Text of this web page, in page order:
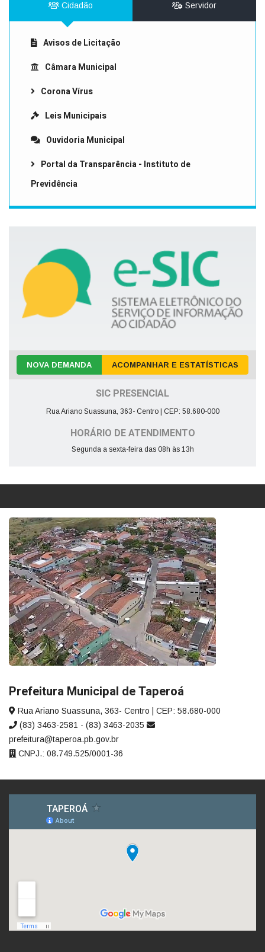
Cidadão Servidor
Avisos de Licitação
Câmara Municipal
Corona Vírus
Leis Municipais
Ouvidoria Municipal
Portal da Transparência - Instituto de
Previdência
NOVA DEMANDA ACOMPANHAR E ESTATÍSTICAS
SIC PRESENCIAL
Rua Ariano Suassuna, 363- Centro | CEP: 58.680-000
HORÁRIO DE ATENDIMENTO
Segunda a sexta-feira das 08h às 13h
Prefeitura Municipal de Taperoá
Rua Ariano Suassuna, 363- Centro | CEP: 58.680-000
(83) 3463-2581 - (83) 3463-2035
prefeitura@taperoa.pb.gov.br
CNPJ.: 08.749.525/0001-36